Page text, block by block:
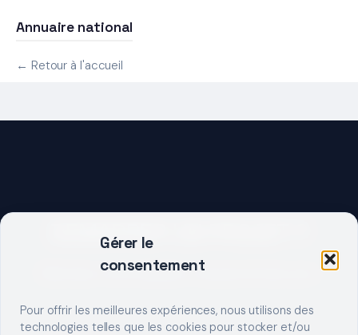
Gérer le
consentement
Pour offrir les meilleures expériences, nous utilisons des
technologies telles que les cookies pour stocker et/ou
Annuaire national
← Retour à l'accueil
DEMARRER UN PROJET ?
Décrivez votre besoin, trouvez le bon pro.